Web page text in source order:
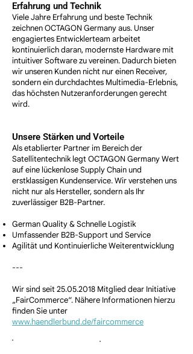
Erfahrung und Technik
Viele Jahre Erfahrung und beste Technik
zeichnen OCTAGON Germany aus. Unser
engagiertes Entwicklerteam arbeitet
kontinuierlich daran, modernste Hardware mit
intuitiver Software zu vereinen. Dadurch bieten
wir unseren Kunden nicht nur einen Receiver,
sondern ein durchdachtes Multimedia-Erlebnis,
das höchsten Nutzeranforderungen gerecht
wird.
Unsere Stärken und Vorteile
​Als etablierter Partner im Bereich der
Satellitentechnik legt OCTAGON Germany Wert
auf eine lückenlose Supply Chain und
erstklassigen Kundenservice. Wir verstehen uns
nicht nur als Hersteller, sondern als Ihr
zuverlässiger B2B-Partner.
German Quality & Schnelle Logistik
Umfassender B2B-Support und Service
Agilität und Kontinuierliche Weiterentwicklung
---
Wir sind seit25.05.2018 Mitglied dear Initiative
„FairCommerce“. Nähere Informationen hierzu
finden Sie unte​r
www.haendlerbund.de/faircommerce